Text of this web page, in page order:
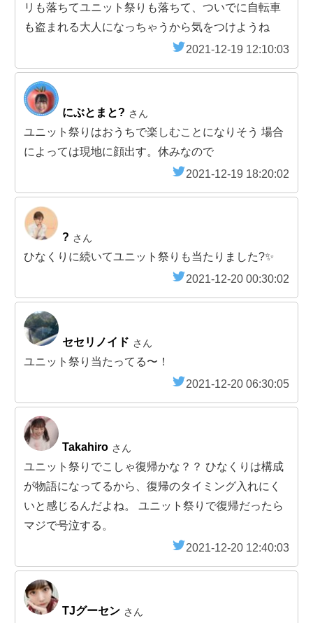
リも落ちてユニット祭りも落ちて、ついでに自転車
も盗まれる大人になっちゃうから気をつけようね
2021-12-19 12:10:03
にぶとまと? さん
ユニット祭りはおうちで楽しむことになりそう 場合
によっては現地に顔出す。休みなので
2021-12-19 18:20:02
? さん
ひなくりに続いてユニット祭りも当たりました?✨
2021-12-20 00:30:02
セセリノイド さん
ユニット祭り当たってる〜！
2021-12-20 06:30:05
Takahiro さん
ユニット祭りでこしゃ復帰かな？？ ひなくりは構成
が物語になってるから、復帰のタイミング入れにく
いと感じるんだよね。 ユニット祭りで復帰だったら
マジで号泣する。
2021-12-20 12:40:03
TJグーセン さん